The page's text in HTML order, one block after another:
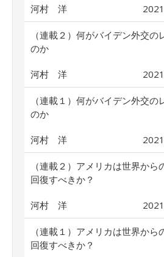
河村 洋
（連載２）何がバイデン外交の
のか
河村 洋
（連載１）何がバイデン外交の
のか
河村 洋
（連載２）アメリカは世界か
回復すべきか？
河村 洋
（連載１）アメリカは世界か
回復すべきか？